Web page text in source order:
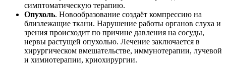
симптоматическую терапию.
Опухоль. Новообразование создаёт компрессию на
близлежащие ткани. Нарушение работы органов слуха и
зрения происходит по причине давления на сосуды,
нервы растущей опухолью. Лечение заключается в
хирургическом вмешательстве, иммунотерапии, лучевой
и химиотерапии, криохирургии.